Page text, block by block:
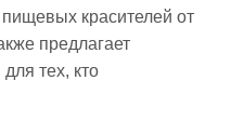
красителей от
предлагает
тех, кто